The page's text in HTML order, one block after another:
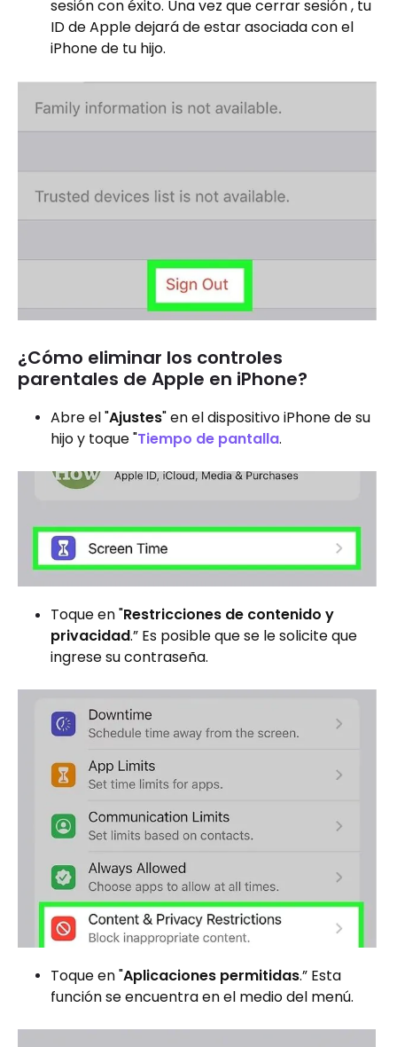
sesión con éxito. Una vez que cerrar sesión , tu
ID de Apple dejará de estar asociada con el
iPhone de tu hijo.
¿Cómo eliminar los controles
parentales de Apple en iPhone?
Abre el "Ajustes" en el dispositivo iPhone de su
hijo y toque "Tiempo de pantalla.
Toque en "Restricciones de contenido y
privacidad.” Es posible que se le solicite que
ingrese su contraseña.
Toque en "Aplicaciones permitidas.” Esta
función se encuentra en el medio del menú.